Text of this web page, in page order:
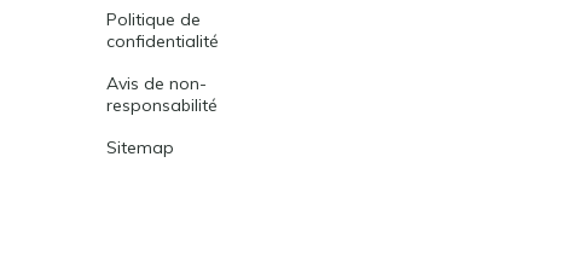
Politique de
confidentialité
Avis de non-
responsabilité
Sitemap